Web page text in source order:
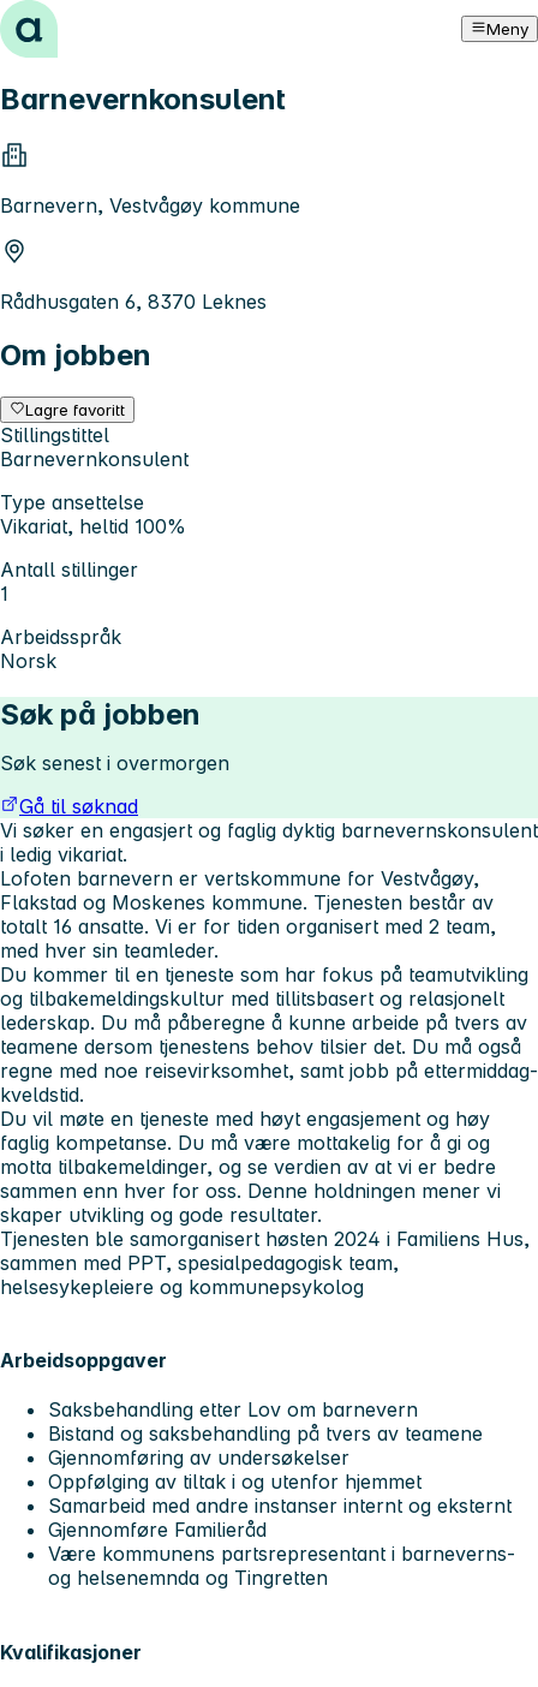
Hopp til innhold Meny
Barnevernkonsulent
Barnevern, Vestvågøy kommune
Rådhusgaten 6, 8370 Leknes
Om jobben
Lagre favoritt
Stillingstittel
Barnevernkonsulent
Type ansettelse
Vikariat, heltid 100%
Antall stillinger
1
Arbeidsspråk
Norsk
Søk på jobben
Søk senest i overmorgen
Gå til søknad
Vi søker en engasjert og faglig dyktig barnevernskonsulent
i ledig vikariat.
Lofoten barnevern er vertskommune for Vestvågøy,
Flakstad og Moskenes kommune. Tjenesten består av
totalt 16 ansatte. Vi er for tiden organisert med 2 team,
med hver sin teamleder.
Du kommer til en tjeneste som har fokus på teamutvikling
og tilbakemeldingskultur med tillitsbasert og relasjonelt
lederskap. Du må påberegne å kunne arbeide på tvers av
teamene dersom tjenestens behov tilsier det. Du må også
regne med noe reisevirksomhet, samt jobb på ettermiddag-
kveldstid.
Du vil møte en tjeneste med høyt engasjement og høy
faglig kompetanse. Du må være mottakelig for å gi og
motta tilbakemeldinger, og se verdien av at vi er bedre
sammen enn hver for oss. Denne holdningen mener vi
skaper utvikling og gode resultater.
Tjenesten ble samorganisert høsten 2024 i Familiens Hus,
sammen med PPT, spesialpedagogisk team,
helsesykepleiere og kommunepsykolog
Arbeidsoppgaver
Saksbehandling etter Lov om barnevern
Bistand og saksbehandling på tvers av teamene
Gjennomføring av undersøkelser
Oppfølging av tiltak i og utenfor hjemmet
Samarbeid med andre instanser internt og eksternt
Gjennomføre Familieråd
Være kommunens partsrepresentant i barneverns-
og helsenemnda og Tingretten
Kvalifikasjoner